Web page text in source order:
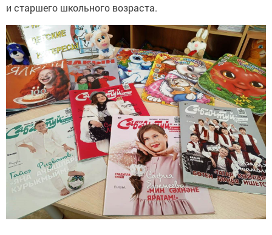
и старшего школьного возраста.